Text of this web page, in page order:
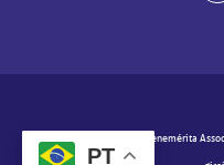
© 2020 - Real e Benemérita
PT